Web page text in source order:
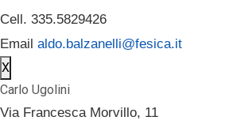
Cell. 335.5829426
Email aldo.balzanelli@fesica.it
X
Carlo Ugolini
Via Francesca Morvillo, 11